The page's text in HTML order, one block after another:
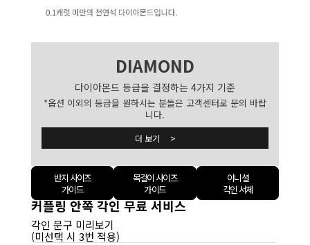
DIAMOND
다이아몬드 등급을 결정하는 4가지 기준
*옵션 이외의 등급을 원하시는 분들은 고객센터로 문의 바랍
니다.
더 보기 >
반지 사이즈
가이드
목걸이 사이즈
가이드
이니셜
각인 서체
커플링 안쪽 각인 무료 서비스
각인 문구 미리보기
(미선택 시 3번 적용)